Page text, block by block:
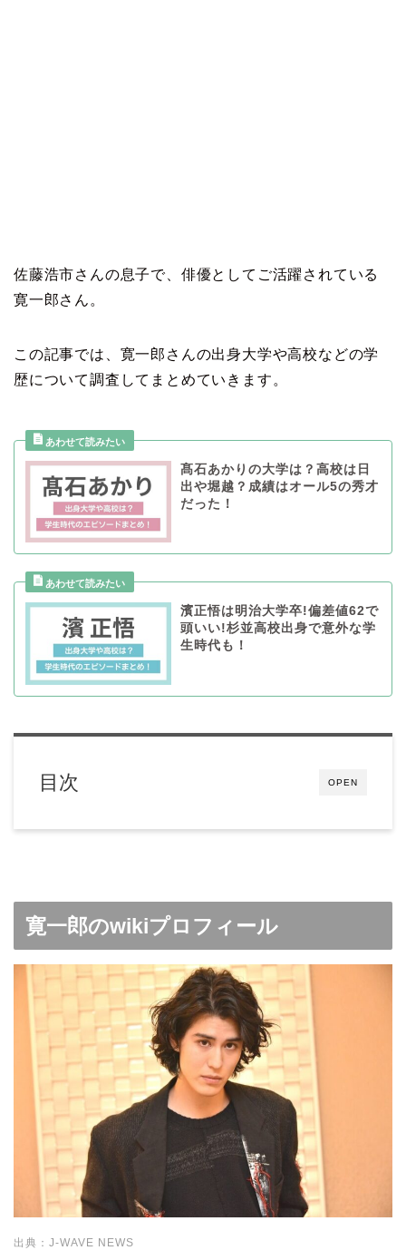
佐藤浩市さんの息子で、俳優としてご活躍されている
寛一郎さん。
この記事では、寛一郎さんの出身大学や高校などの学
歴について調査してまとめていきます。
髙石あかりの大学は？高校は日
出や堀越？成績はオール5の秀才
だった！
濱正悟は明治大学卒!偏差値62で
頭いい!杉並高校出身で意外な学
生時代も！
OPEN
目次
寛一郎のwikiプロフィール
出典：J-WAVE NEWS